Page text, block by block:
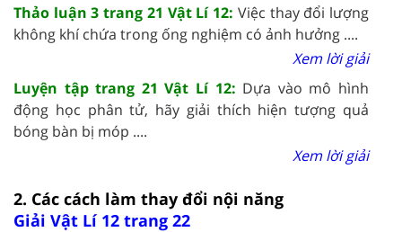
Thảo luận 3 trang 21 Vật Lí 12: Việc thay đổi lượng
không khí chứa trong ống nghiệm có ảnh hưởng ....
Xem lời giải
Luyện tập trang 21 Vật Lí 12: Dựa vào mô hình
động học phân tử, hãy giải thích hiện tượng quả
bóng bàn bị móp ....
Xem lời giải
2. Các cách làm thay đổi nội năng
Giải Vật Lí 12 trang 22